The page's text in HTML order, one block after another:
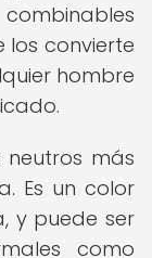
los convierte
hombre
neutros más
Es un color
y puede ser
como